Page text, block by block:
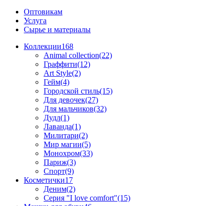
Оптовикам
Услуга
Сырье и материалы
Коллекции168
Animal collection(22)
Граффити(12)
Art Style(2)
Гейм(4)
Городской стиль(15)
Для девочек(27)
Для мальчиков(32)
Дудл(1)
Лаванда(1)
Милитари(2)
Мир магии(5)
Монохром(33)
Париж(3)
Спорт(9)
Косметички17
Деним(2)
Серия "I love comfort"(15)